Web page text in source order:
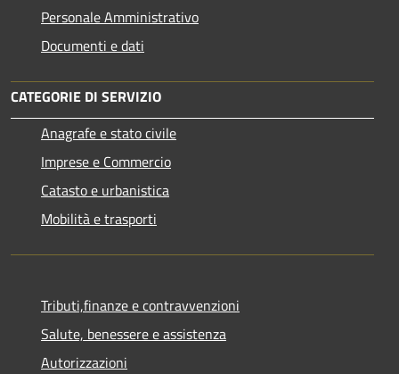
Personale Amministrativo
Documenti e dati
CATEGORIE DI SERVIZIO
Anagrafe e stato civile
Imprese e Commercio
Catasto e urbanistica
Mobilità e trasporti
Tributi,finanze e contravvenzioni
Salute, benessere e assistenza
Autorizzazioni